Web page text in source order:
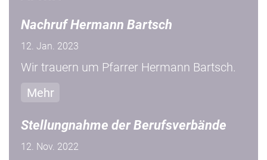
Nachruf Hermann Bartsch
12. Jan. 2023
Wir trauern um Pfarrer Hermann Bartsch.
Mehr
Stellungnahme der Berufsverbände
12. Nov. 2022